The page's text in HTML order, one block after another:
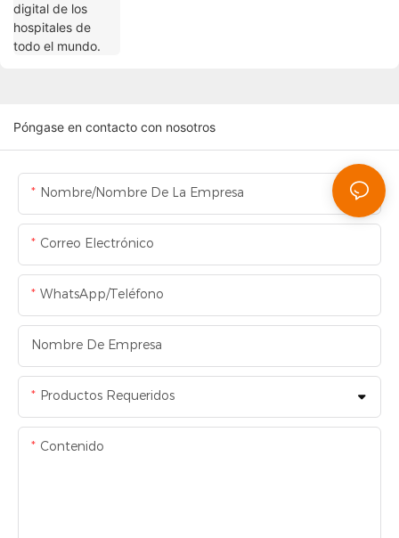
Póngase en contacto con nosotros
Nombre/Nombre De La Empresa
Correo Electrónico
WhatsApp/Teléfono
Nombre De Empresa
Productos Requeridos
Contenido